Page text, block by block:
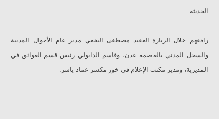
الحديثة.
رافقهم خلال الزيارة العقيد مصطفى النخعي مدير عام الأحوال المدنية
والسجل المدني بالعاصمة عدن، وقاسم الدابولي رئيس قسم العوائق في
المديرية، ومدير مكتب الإعلام في خور مكسر عماد ياسر.